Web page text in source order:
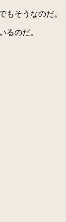
そうなのだ。
るのだ。